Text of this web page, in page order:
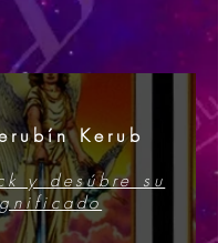
Kerub
y desúbre su